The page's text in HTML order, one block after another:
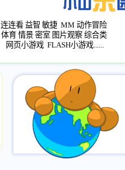
连连看 益智 敏捷 MM 动作冒险
体育 情景 密室 图片观察 综合类
网页小游戏 FLASH小游戏......